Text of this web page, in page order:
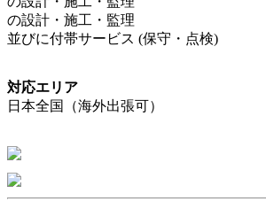
の設計・施工・監理
並びに付帯サービス (保守・点検)
対応エリア
日本全国（海外出張可）